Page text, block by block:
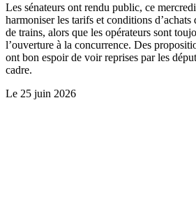
Les sénateurs ont rendu public, ce
harmoniser les tarifs et conditions d’achats
de trains, alors que les opérateurs sont
l’ouverture à la concurrence. Des
ont bon espoir de voir reprises par les
cadre.
Le 25 juin 2026